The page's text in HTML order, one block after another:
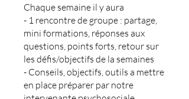
Chaque semaine il y aura
- 1 rencontre de groupe : partage,
mini formations, réponses aux
questions, points forts, retour sur
les défis/objectifs de la semaines
- Conseils, objectifs, outils a mettre
en place préparer par notre